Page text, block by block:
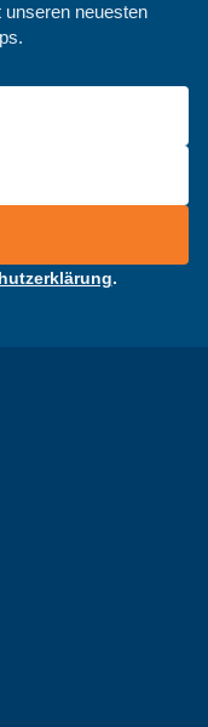
unseren neuesten
.